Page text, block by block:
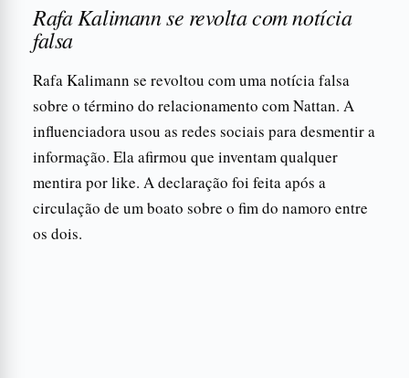
Rafa Kalimann se revolta com notícia
falsa
Rafa Kalimann se revoltou com uma notícia falsa
sobre o término do relacionamento com Nattan. A
influenciadora usou as redes sociais para desmentir a
informação. Ela afirmou que inventam qualquer
mentira por like. A declaração foi feita após a
circulação de um boato sobre o fim do namoro entre
os dois.